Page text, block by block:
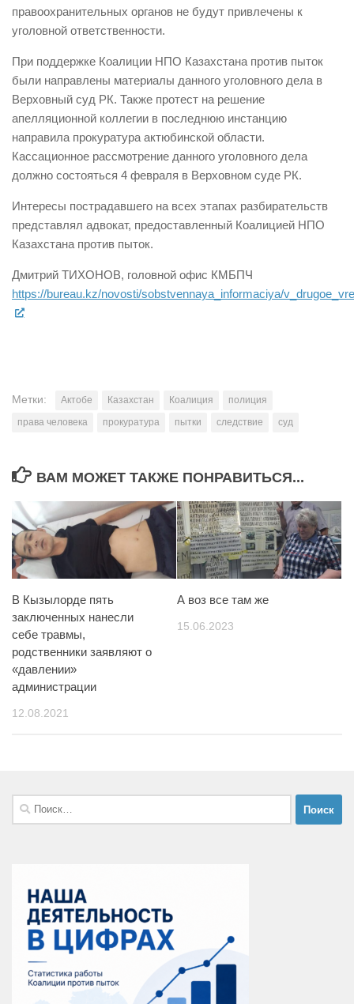
правоохранительных органов не будут привлечены к
уголовной ответственности.
При поддержке Коалиции НПО Казахстана против пыток
были направлены материалы данного уголовного дела в
Верховный суд РК. Также протест на решение
апелляционной коллегии в последнюю инстанцию
направила прокуратура актюбинской области.
Кассационное рассмотрение данного уголовного дела
должно состояться 4 февраля в Верховном суде РК.
Интересы пострадавшего на всех этапах разбирательств
представлял адвокат, предоставленный Коалицией НПО
Казахстана против пыток.
Дмитрий ТИХОНОВ, головной офис КМБПЧ
https://bureau.kz/novosti/sobstvennaya_informaciya/
Метки: Актобе Казахстан Коалиция
полиция
права человека
прокуратура пытки следствие суд
ВАМ МОЖЕТ ТАКЖЕ ПОНРАВИТЬСЯ...
В Кызылорде пять
заключенных нанесли
себе травмы,
родственники заявляют о
«давлении»
администрации
12.08.2021
А воз все там же
15.06.2023
Найти: